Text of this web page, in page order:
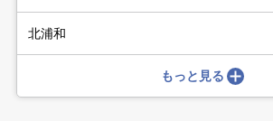
北浦和
もっと見る